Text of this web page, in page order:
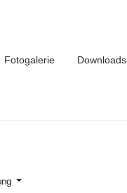
Fotogalerie Downloads